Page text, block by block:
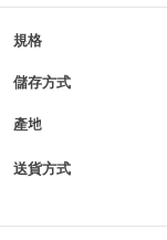
規格
儲存方式
產地
送貨方式